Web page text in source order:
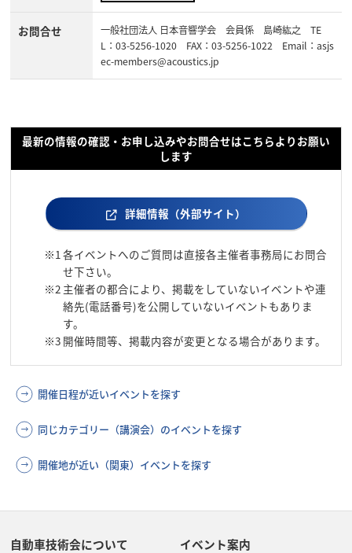
お問合せ
一般社団法人 日本音響学会 会員係 島崎紘之 TE
L：03-5256-1020 FAX：03-5256-1022 Email：asjs
ec-members@acoustics.jp
最新の情報の確認・お申し込みやお問合せはこちらよりお願い
します
詳細情報（外部サイト）
※1 各イベントへのご質問は直接各主催者事務局にお問合
せ下さい。
※2 主催者の都合により、掲載をしていないイベントや連
絡先(電話番号)を公開していないイベントもありま
す。
※3 開催時間等、掲載内容が変更となる場合があります。
開催日程が近いイベントを探す
同じカテゴリー（講演会）のイベントを探す
開催地が近い（関東）イベントを探す
自動車技術会について イベント案内